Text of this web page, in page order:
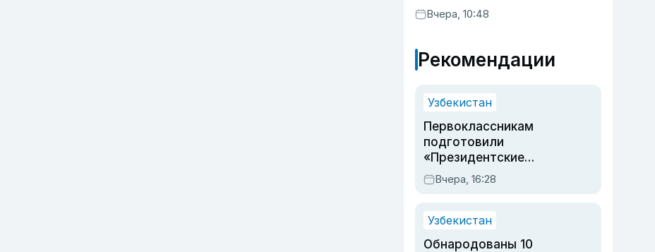
ребенка
Вчера, 10:48
Рекомендации
Узбекистан
Первоклассникам
подготовили
«Президентские
подарки»: что войдет в
набор в этом году
Вчера, 16:28
Узбекистан
Обнародованы 10